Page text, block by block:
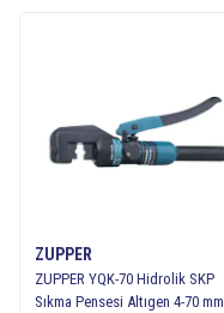
ZUPPER
ZUPPER YQK-70 Hidrolik SKP
Sıkma Pensesi Altıgen 4-70 mm